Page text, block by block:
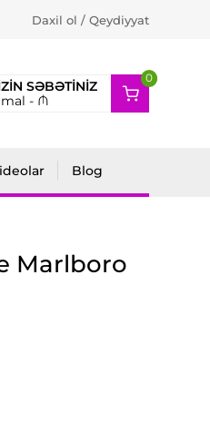
Daxil ol / Qeydiyyat
SƏBƏTINIZ
- ₼
0
2
Blog
Marlboro